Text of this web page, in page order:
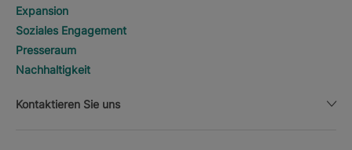
Expansion
Soziales Engagement
Presseraum
Nachhaltigkeit
Kontaktieren Sie uns